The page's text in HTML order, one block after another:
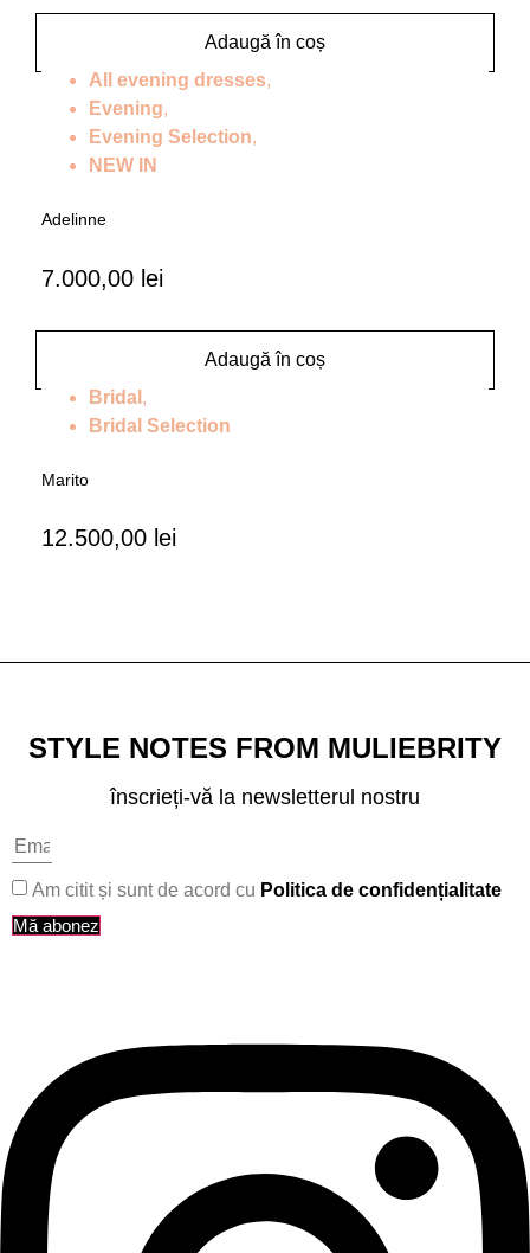
Adaugă în coș
All evening dresses,
Evening,
Evening Selection,
NEW IN
Adelinne
7.000,00 lei
Adaugă în coș
Bridal ,
Bridal Selection
Marito
12.500,00 lei
STYLE NOTES FROM MULIEBRITY
înscrieți-vă la newsletterul nostru
Am citit și sunt de acord cu Politica de confidențialitate
Mă abonez